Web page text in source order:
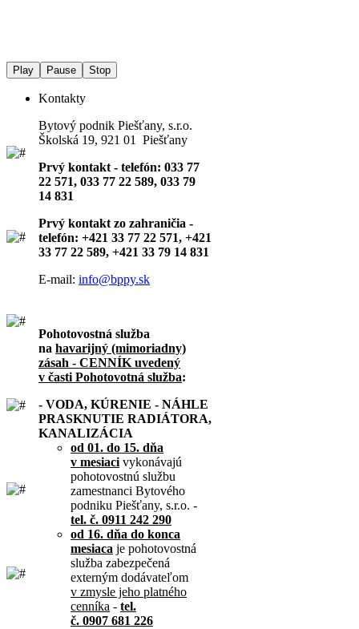
Play Pause Stop
Kontakty
Bytový podnik Piešťany, s.r.o.
Školská 19, 921 01 Piešťany
Prvý kontakt - telefón: 033 77
22 571, 033 77 22 589, 033 79
14 831
Prvý kontakt zo zahraničia -
telefón: +421 33 77 22 571, +421
33 77 22 589, +421 33 79 14 831
E-mail: info@bppy.sk
Pohotovostná služba
na havarijný (mimoriadny)
zásah - CENNÍK uvedený
v časti Pohotovotná služba:
- VODA, KÚRENIE - NÁHLE
PRASKNUTIE RADIÁTORA,
KANALIZÁCIA
od 01. do 15. dňa
v mesiaci vykonávajú
pohotovostnú službu
zamestnanci Bytového
podniku Piešťany, s.r.o. -
tel. č. 0911 242 290
od 16. dňa do konca
mesiaca je pohotovostná
služba zabezpečená
externým dodávateľom
v zmysle jeho platného
cenníka - tel.
č. 0907 681 226